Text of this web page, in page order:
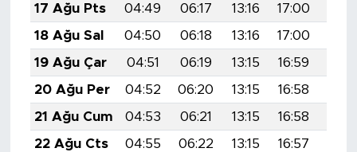
17 Ağu Pts
04:49 06:17 13:16 17:00
18 Ağu Sal
04:50 06:18 13:16 17:00
19 Ağu Çar
04:51 06:19 13:15 16:59
20 Ağu Per
04:52 06:20 13:15 16:58
21 Ağu Cum
04:53 06:21 13:15 16:58
22 Ağu Cts
04:55 06:22 13:15 16:57